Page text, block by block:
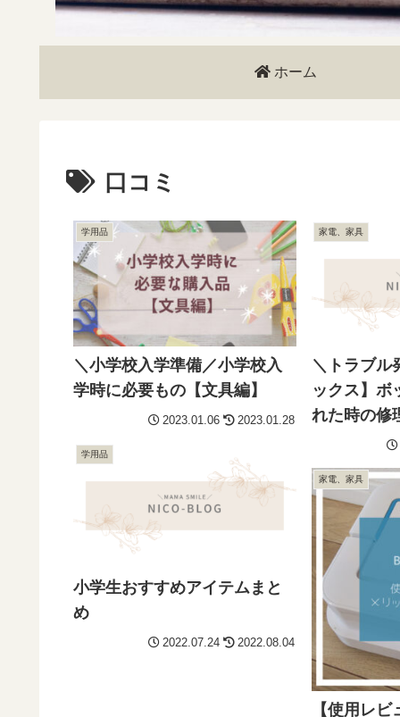
ホーム
口コミ
学用品
＼小学校入学準備／小学校入
学時に必要もの【文具編】
2023.01.06 2023.01.28
家電、家具
＼トラブル
ックス】ボ
れた時の修
学用品
小学生おすすめアイテムまと
め
2022.07.24 2022.08.04
家電、家具
【使用レ